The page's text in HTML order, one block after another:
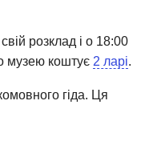
розклад і о 18:00
музею коштує 2 ларі.
гіда. Ця